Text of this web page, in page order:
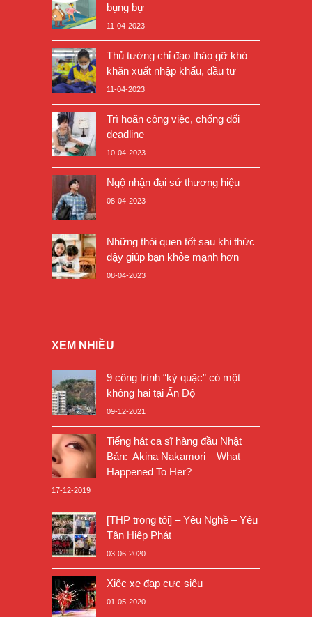
bụng bự
11-04-2023
Thủ tướng chỉ đạo tháo gỡ khó
khăn xuất nhập khẩu, đầu tư
11-04-2023
Trì hoãn công việc, chống đối
deadline
10-04-2023
Ngộ nhận đại sứ thương hiệu
08-04-2023
Những thói quen tốt sau khi thức
dậy giúp bạn khỏe mạnh hơn
08-04-2023
XEM NHIỀU
9 công trình “kỳ quặc” có một
không hai tại Ấn Độ
09-12-2021
Tiếng hát ca sĩ hàng đầu Nhật
Bản: Akina Nakamori – What
Happened To Her?
17-12-2019
[THP trong tôi] – Yêu Nghề – Yêu
Tân Hiệp Phát
03-06-2020
Xiếc xe đạp cực siêu
01-05-2020